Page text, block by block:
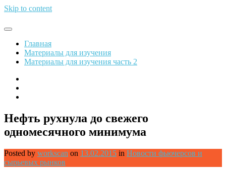
Skip to content
Обрети финансовую свободу
Главная
Материалы для изучения
Материалы для изучения часть 2
Нефть рухнула до свежего
одномесячного минимума
Posted by workscan on 13.02.2015 in Новости фьючерсов и
сырьевых рынков